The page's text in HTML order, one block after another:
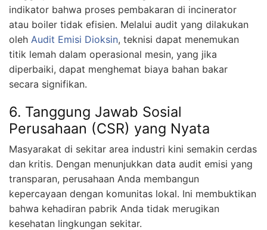
indikator bahwa proses pembakaran di incinerator
atau boiler tidak efisien. Melalui audit yang dilakukan
oleh Audit Emisi Dioksin, teknisi dapat menemukan
titik lemah dalam operasional mesin, yang jika
diperbaiki, dapat menghemat biaya bahan bakar
secara signifikan.
6. Tanggung Jawab Sosial
Perusahaan (CSR) yang Nyata
Masyarakat di sekitar area industri kini semakin cerdas
dan kritis. Dengan menunjukkan data audit emisi yang
transparan, perusahaan Anda membangun
kepercayaan dengan komunitas lokal. Ini membuktikan
bahwa kehadiran pabrik Anda tidak merugikan
kesehatan lingkungan sekitar.